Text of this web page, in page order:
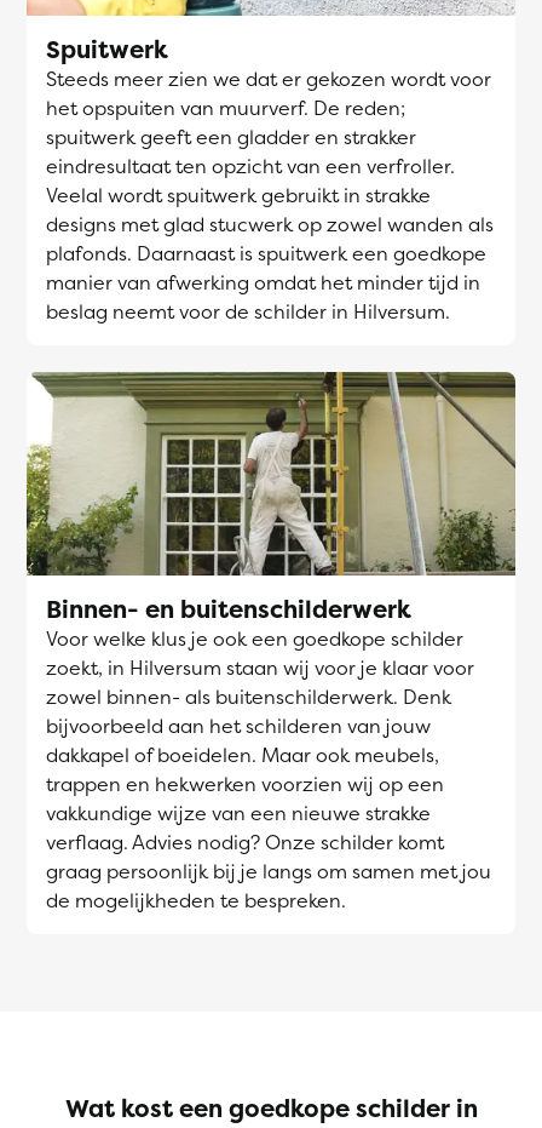
Spuitwerk
Steeds meer zien we dat er gekozen wordt voor
het opspuiten van muurverf. De reden;
spuitwerk geeft een gladder en strakker
eindresultaat ten opzicht van een verfroller.
Veelal wordt spuitwerk gebruikt in strakke
designs met glad stucwerk op zowel wanden als
plafonds. Daarnaast is spuitwerk een goedkope
manier van afwerking omdat het minder tijd in
beslag neemt voor de schilder in Hilversum.
Binnen- en buitenschilderwerk
Voor welke klus je ook een goedkope schilder
zoekt, in Hilversum staan wij voor je klaar voor
zowel binnen- als buitenschilderwerk. Denk
bijvoorbeeld aan het schilderen van jouw
dakkapel of boeidelen. Maar ook meubels,
trappen en hekwerken voorzien wij op een
vakkundige wijze van een nieuwe strakke
verflaag. Advies nodig? Onze schilder komt
graag persoonlijk bij je langs om samen met jou
de mogelijkheden te bespreken.
Wat kost een goedkope schilder in